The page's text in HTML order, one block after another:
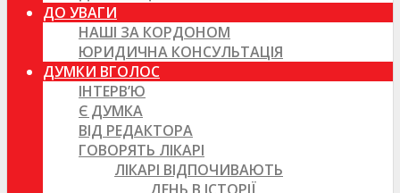
ДО УВАГИ
НАШІ ЗА КОРДОНОМ
ЮРИДИЧНА КОНСУЛЬТАЦІЯ
ДУМКИ ВГОЛОС
ІНТЕРВ’Ю
Є ДУМКА
ВІД РЕДАКТОРА
ГОВОРЯТЬ ЛІКАРІ
ЛІКАРІ ВІДПОЧИВАЮТЬ